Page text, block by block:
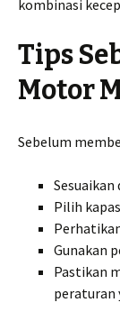
kombinasi
Tips
Motor
Sebelum
Pilih
Gunakan
Pastikan
peraturan